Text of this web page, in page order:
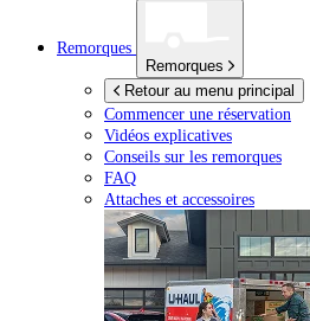
Remorques
Remorques
Retour au menu principal
Commencer une réservation
Vidéos explicatives
Conseils sur les remorques
FAQ
Attaches et accessoires